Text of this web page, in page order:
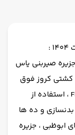
:
صیربنی یاس
با کشتی کروز فوق
لوکس MSC EURIBIA با خدمت UALL یا FB ، استفاده از
بدنسازی و ده ها
ابوظبی ، جزیره